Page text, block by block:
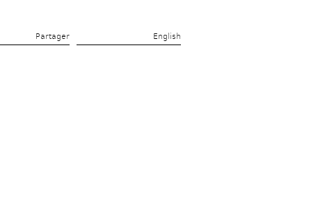
Partager English